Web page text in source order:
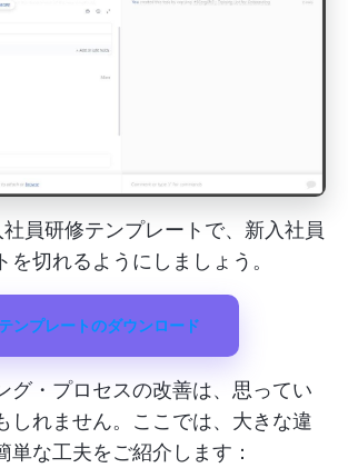
員研修テンプレートで、新入社員
を切れるようにしましょう。
テンプレートのダウンロード
グ・プロセスの改善は、思ってい
しれません。ここでは、大きな違
単な工夫をご紹介します：